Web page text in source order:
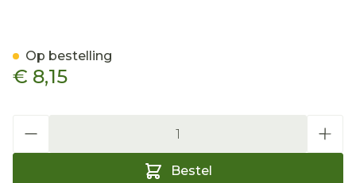
€ 8,15
Bestel
Op bestelling